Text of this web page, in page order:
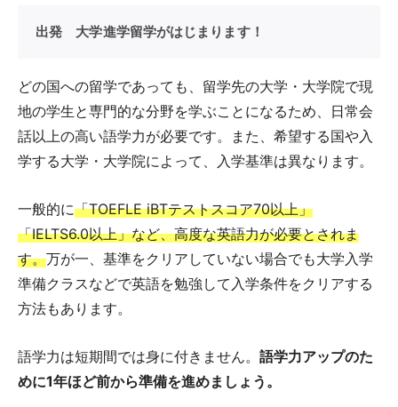
出発 大学進学留学がはじまります！
どの国への留学であっても、留学先の大学・大学院で現
地の学生と専門的な分野を学ぶことになるため、日常会
話以上の高い語学力が必要です。また、希望する国や入
学する大学・大学院によって、入学基準は異なります。
一般的に「TOEFLE iBTテストスコア70以上」
「IELTS6.0以上」など、高度な英語力が必要とされま
す。万が一、基準をクリアしていない場合でも大学入学
準備クラスなどで英語を勉強して入学条件をクリアする
方法もあります。
語学力は短期間では身に付きません。 語学力アップのた
めに1年ほど前から準備を進めましょう。